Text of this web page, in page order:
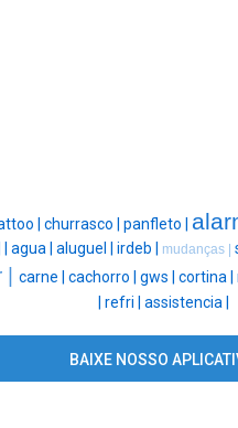
| churrasco | panfleto |
agua | aluguel | irdeb | mudanças |
carne | cachorro | gws | cortina |
refri | assistencia |
BAIXE NOSSO